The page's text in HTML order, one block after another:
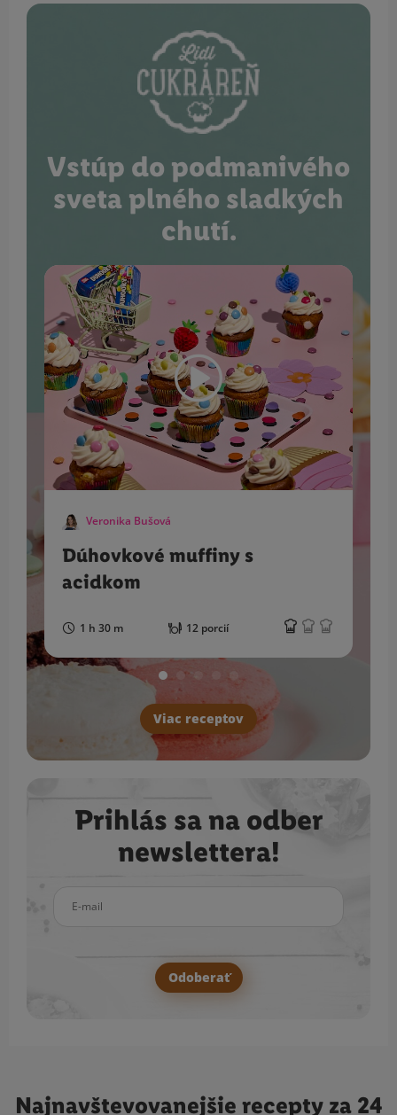
Vstúp do podmanivého
sveta plného sladkých
chutí.
Veronika Bušová
Dúhovkové muffiny s
acidkom
1 h 30 m 12 porcií
Viac receptov
Prihlás sa na odber
newslettera!
Odoberať
Najnavštevovanejšie recepty za 24